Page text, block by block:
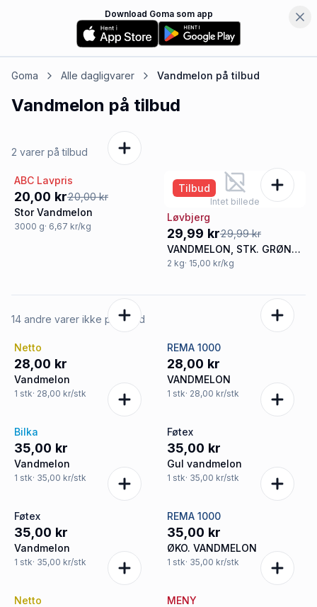
Download Goma som app
Goma Alle dagligvarer Vandmelon på tilbud
Vandmelon på tilbud
2 varer på tilbud
Tilbud
ABC Lavpris
20,00 kr20,00 kr
Stor Vandmelon
3000 g· 6,67 kr/kg
Intet billede
Tilbud
Løvbjerg
29,99 kr29,99 kr
VANDMELON, STK. GRØN
MELON/RØDT FRUGTKØD
2 kg· 15,00 kr/kg
14 andre varer ikke på tilbud
Netto
28,00 kr
Vandmelon
1 stk· 28,00 kr/stk
REMA 1000
28,00 kr
VANDMELON
1 stk· 28,00 kr/stk
Bilka
35,00 kr
Vandmelon
1 stk· 35,00 kr/stk
Føtex
35,00 kr
Gul vandmelon
1 stk· 35,00 kr/stk
Føtex
35,00 kr
Vandmelon
1 stk· 35,00 kr/stk
REMA 1000
35,00 kr
ØKO. VANDMELON
1 stk· 35,00 kr/stk
Netto MENY